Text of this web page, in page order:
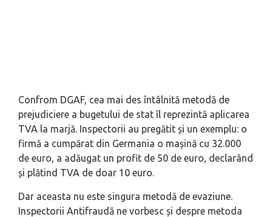
Confrom DGAF, cea mai des întâlnită metodă de
prejudiciere a bugetului de stat îl reprezintă aplicarea
TVA la marjă. Inspectorii au pregătit și un exemplu: o
firmă a cumpărat din Germania o mașină cu 32.000
de euro, a adăugat un profit de 50 de euro, declarând
și plătind TVA de doar 10 euro.
Dar aceasta nu este singura metodă de evaziune.
Inspectorii Antifraudă ne vorbesc și despre metoda